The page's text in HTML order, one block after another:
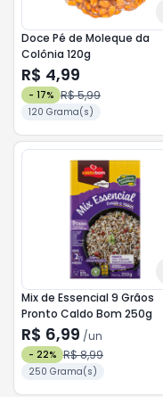
Doce Pé de Moleque da
Colônia 120g
R$ 4,99
- 17% R$ 5,99
120 Grama(s)
Mix de Essencial 9 Grãos
Pronto Caldo Bom 250g
R$ 6,99 /un
- 22% R$ 8,99
250 Grama(s)